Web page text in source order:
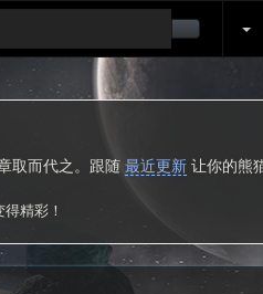
取而代之。跟随 最近更新让你的熊
精彩！